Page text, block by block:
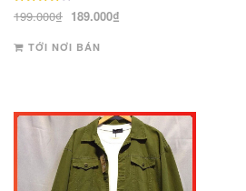
Được xếp
hạng
5 sao
199.000₫ Giá
là:
189.000₫
TỚI NƠI BÁN